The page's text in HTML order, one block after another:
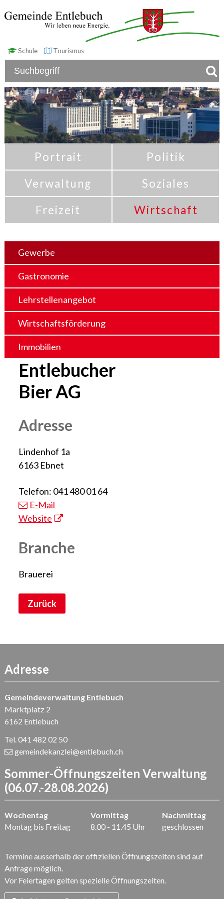
Schule Tourismus
Portrait
Politik
Verwaltung
Soziales
Freizeit
Wirtschaft
Gewerbe
Gastronomie
Lehrstellenangebot
Wirtschaftsförderung
Immobilien
Entlebucher
Bier AG
Adresse
Lindenhof 1a
6163 Ebnet
Telefon: 041 480 01 64
E-Mail
Website
Branche
Brauerei
Zurück
Adresse
Gemeindeverwaltung Entlebuch
Marktplatz 2
6162 Entlebuch
Tel. 041 482 02 50
gemeindekanzlei@entlebuch.ch
Sommer-Öffnungszeiten Verwaltung
(06.07.-28.08.2026)
Wochentag Vormittag
Nachmittag
Montag bis Freitag
8.00 - 11.45 Uhr geschlossen
Termine ausserhalb der offiziellen Öffnungszeiten sind auf
Anfrage möglich.
Vor Feiertagen gelten spezielle Öffnungszeiten.